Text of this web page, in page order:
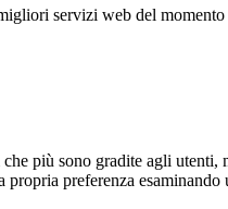
servizi web del
più sono gradite agli
preferenza